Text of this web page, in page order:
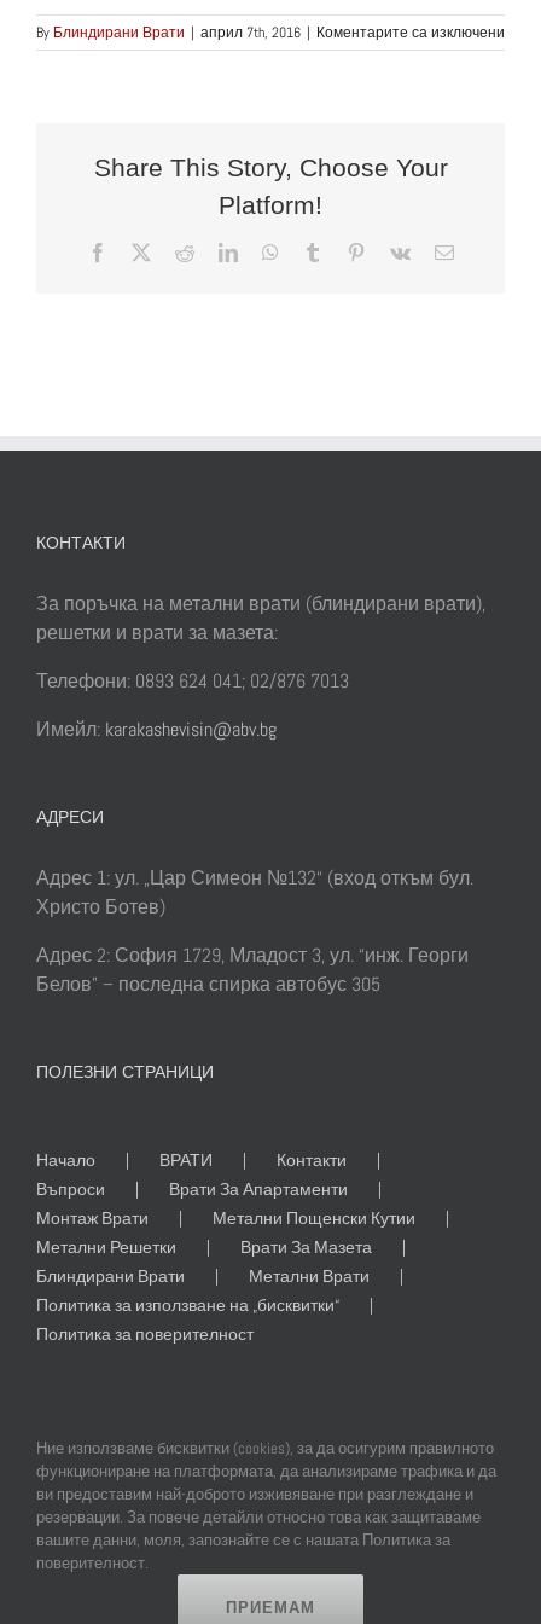
By Блиндирани Врати | април 7th, 2016 | Коментарите са изключени
Share This Story, Choose Your
Platform!
Facebook RedditLinkedInWhatsApp
Tumblr Pinterest
Vk
КОНТАКТИ
За поръчка на метални врати (блиндирани врати),
решетки и врати за мазета:
Телефони: 0893 624 041; 02/876 7013
Имейл: karakashevisin@abv.bg
АДРЕСИ
Адрес 1: ул. „Цар Симеон №132“ (вход откъм бул.
Христо Ботев)
Адрес 2: София 1729, Младост 3, ул. “инж. Георги
Белов” – последна спирка автобус 305
ПОЛЕЗНИ СТРАНИЦИ
Начало ВРАТИ
Контакти
Въпроси
Врати За Апартаменти
Монтаж Врати
Метални Пощенски Кутии
Метални Решетки
Врати За Мазета
Блиндирани Врати
Метални Врати
Политика за използване на „бисквитки“
Политика за поверителност
© Copyright2026 | All Rights Reserved | Professional Web Design and
SEO byOnline Creations Ltd
Facebook
Ние използваме бисквитки (cookies), за да осигурим правилното
функциониране на платформата, да анализираме трафика и да
ви предоставим най-доброто изживяване при разглеждане и
резервации. За повече детайли относно това как защитаваме
вашите данни, моля, запознайте се с нашата Политика за
поверителност.
ПРИЕМАМ